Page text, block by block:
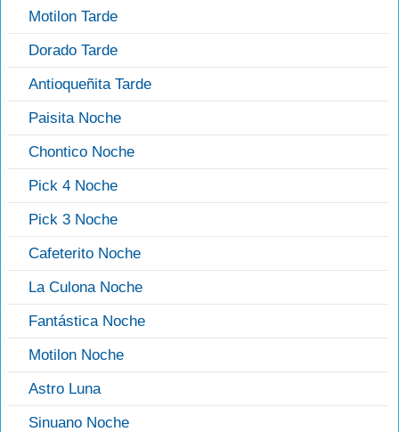
Motilon Tarde
Dorado Tarde
Antioqueñita Tarde
Paisita Noche
Chontico Noche
Pick 4 Noche
Pick 3 Noche
Cafeterito Noche
La Culona Noche
Fantástica Noche
Motilon Noche
Astro Luna
Sinuano Noche